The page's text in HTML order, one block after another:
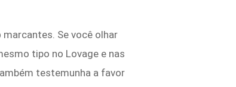
Se você olhar
tipo no Lovage e nas
testemunha a favor